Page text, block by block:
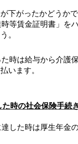
下がったかどうかで
時等賃金証明書」を
。
時は給与から介護
います。
た時の社会保険手続
達した時は厚生年金